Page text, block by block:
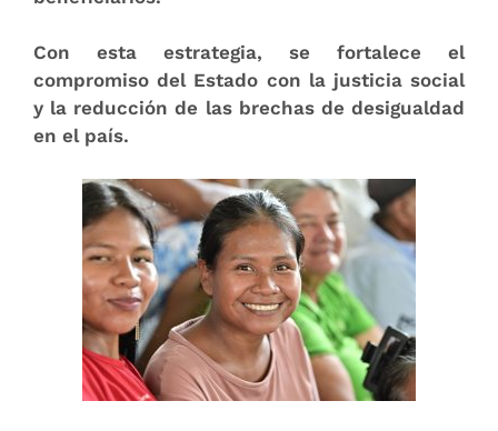
Con esta estrategia, se fortalece el
compromiso del Estado con la justicia social
y la reducción de las brechas de desigualdad
en el país.